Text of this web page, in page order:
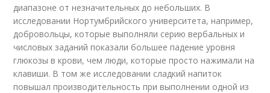
диапазоне от незначительных до небольших. В
исследовании Нортумбрийского университета, например,
добровольцы, которые выполняли серию вербальных и
числовых заданий показали большее падение уровня
глюкозы в крови, чем люди, которые просто нажимали на
клавиши. В том же исследовании сладкий напиток
повышал производительность при выполнении одной из